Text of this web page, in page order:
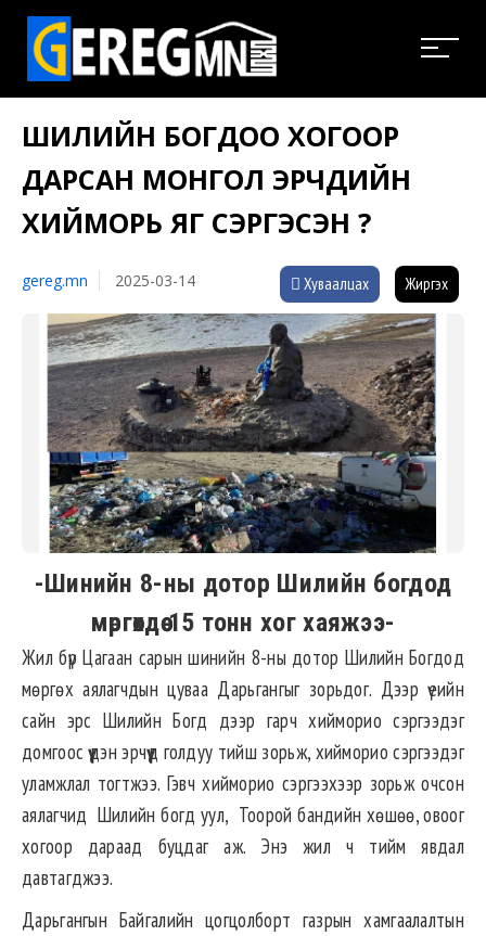
ШИЛИЙН БОГДОО ХОГООР
ДАРСАН МОНГОЛ ЭРЧҮҮДИЙН
ХИЙМОРЬ ЯГ СЭРГЭСЭН ҮҮ?
gereg.mn 2025-03-14 Хуваалцах Жиргэх
-Шинийн 8-ны дотор Шилийн богдод
мөргөхдөө 15 тонн хог хаяжээ-
Жил бүр Цагаан сарын шинийн 8-ны дотор Шилийн Богдод
мөргөх аялагчдын цуваа Дарьгангыг зорьдог. Дээр үеийн
сайн эрс Шилийн Богд дээр гарч хийморио сэргээдэг
домгоос үүдэн эрчүүд голдуу тийш зорьж, хийморио сэргээдэг
уламжлал тогтжээ. Гэвч хийморио сэргээхээр зорьж очсон
аялагчид Шилийн богд уул, Тоорой бандийн хөшөө, овоог
хогоор дараад буцдаг аж. Энэ жил ч тийм явдал
давтагджээ.
Дарьгангын Байгалийн цогцолборт газрын хамгаалалтын